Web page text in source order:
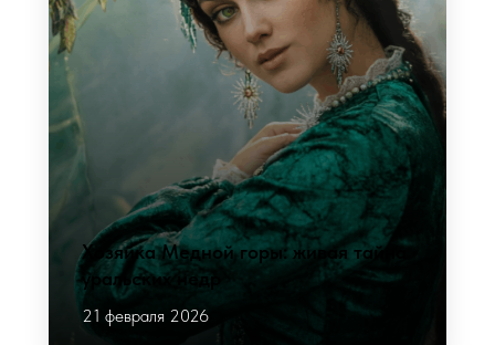
Хозяйка Медной горы: живая тайна
уральских недр
21 февраля 2026